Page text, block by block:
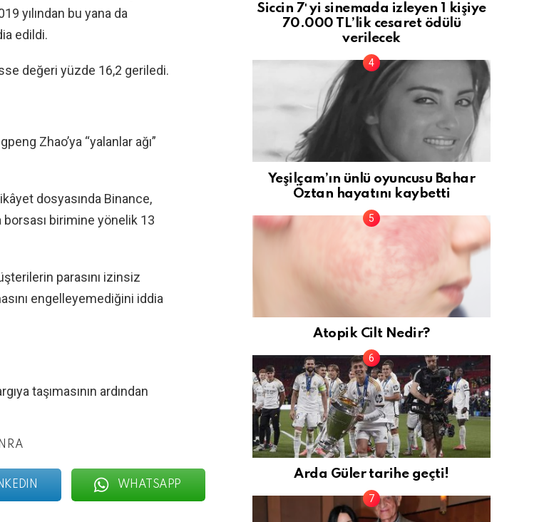
yılından bu yana da
edildi.
değeri yüzde 16,2 geriledi.
Zhao’ya “yalanlar ağı”
dosyasında Binance,
borsası birimine yönelik 13
parasını izinsiz
engelleyemediğini iddia
taşımasının ardından
WHATSAPP
Siccin 7′ yi sinemada izleyen 1 kişiye
70.000 TL’lik cesaret ödülü
verilecek
Yeşilçam’ın ünlü oyuncusu Bahar
Öztan hayatını kaybetti
Atopik Cilt Nedir?
Arda Güler tarihe geçti!